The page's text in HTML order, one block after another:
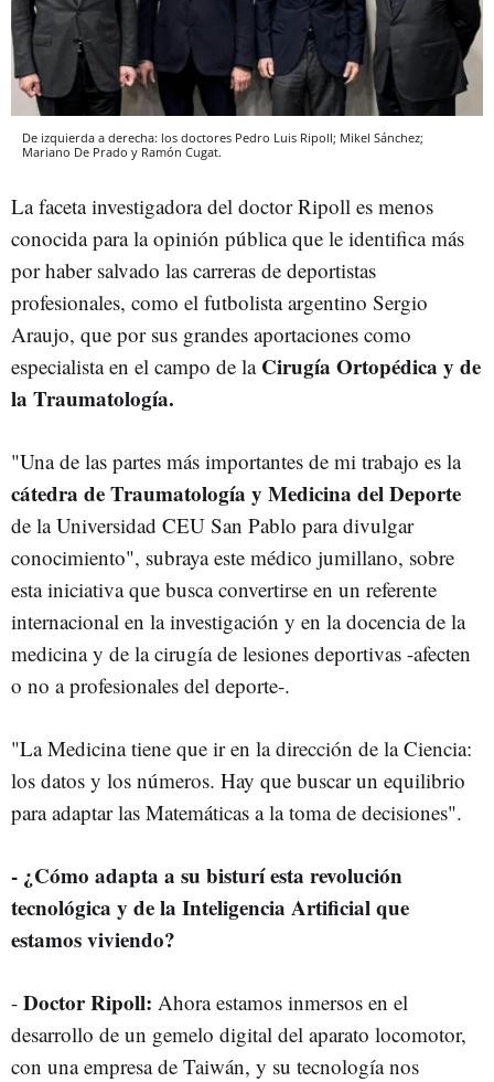
De izquierda a derecha: los doctores Pedro Luis Ripoll; Mikel Sánchez;
Mariano De Prado y Ramón Cugat.
La faceta investigadora del doctor Ripoll es menos
conocida para la opinión pública que le identifica más
por haber salvado las carreras de deportistas
profesionales, como el futbolista argentino Sergio
Araujo, que por sus grandes aportaciones como
especialista en el campo de la Cirugía Ortopédica y de
la Traumatología.
"Una de las partes más importantes de mi trabajo es la
cátedra de Traumatología y Medicina del Deporte
de la Universidad CEU San Pablo para divulgar
conocimiento", subraya este médico jumillano, sobre
esta iniciativa que busca convertirse en un referente
internacional en la investigación y en la docencia de la
medicina y de la cirugía de lesiones deportivas -afecten
o no a profesionales del deporte-.
"La Medicina tiene que ir en la dirección de la Ciencia:
los datos y los números. Hay que buscar un equilibrio
para adaptar las Matemáticas a la toma de decisiones".
- ¿Cómo adapta a su bisturí esta revolución
tecnológica y de la Inteligencia Artificial que
estamos viviendo?
- Doctor Ripoll: Ahora estamos inmersos en el
desarrollo de un gemelo digital del aparato locomotor,
con una empresa de Taiwán, y su tecnología nos